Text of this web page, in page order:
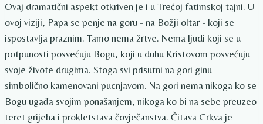
Ovaj dramatični aspekt otkriven je i u Trećoj fatimskoj tajni. U
ovoj viziji, Papa se penje na goru - na Božji oltar - koji se
ispostavlja praznim. Tamo nema žrtve. Nema ljudi koji se u
potpunosti posvećuju Bogu, koji u duhu Kristovom posvećuju
svoje živote drugima. Stoga svi prisutni na gori ginu -
simbolično kamenovani pucnjavom. Na gori nema nikoga ko se
Bogu ugađa svojim ponašanjem, nikoga ko bi na sebe preuzeo
teret grijeha i prokletstava čovječanstva. Čitava Crkva je